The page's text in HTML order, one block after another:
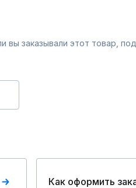
вы заказывали этот товар,
Как оформить